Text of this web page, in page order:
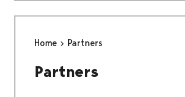
Home Partners
Partners